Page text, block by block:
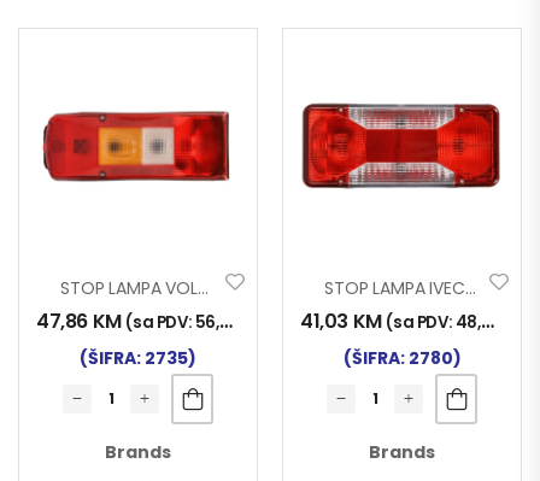
STOP LAMPA VOLVO 2006
47,86 KM (sa PDV: 56,00
(ŠIFRA: 2735)
Brands
STOP LAMPA IVECO DAILY
41,03 KM (sa PDV: 48,00
(ŠIFRA: 2780)
Brands